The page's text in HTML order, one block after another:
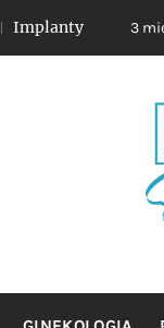
3 miesiące
sie